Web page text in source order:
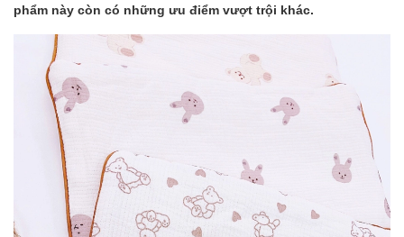
phẩm này còn có những ưu điểm vượt trội khác.